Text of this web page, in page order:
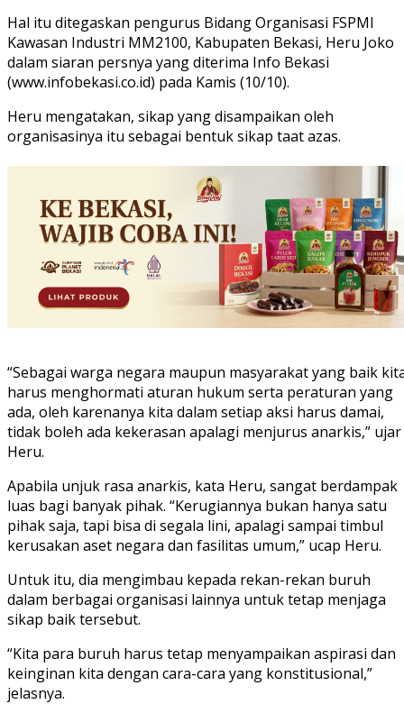
Hal itu ditegaskan pengurus Bidang Organisasi FSPMI
Kawasan Industri MM2100, Kabupaten Bekasi, Heru Joko
dalam siaran persnya yang diterima Info Bekasi
(www.infobekasi.co.id) pada Kamis (10/10).
Heru mengatakan, sikap yang disampaikan oleh
organisasinya itu sebagai bentuk sikap taat azas.
“Sebagai warga negara maupun masyarakat yang baik
harus menghormati aturan hukum serta peraturan yang
ada, oleh karenanya kita dalam setiap aksi harus damai,
tidak boleh ada kekerasan apalagi menjurus anarkis,” ujar
Heru.
Apabila unjuk rasa anarkis, kata Heru, sangat berdampak
luas bagi banyak pihak. “Kerugiannya bukan hanya satu
pihak saja, tapi bisa di segala lini, apalagi sampai timbul
kerusakan aset negara dan fasilitas umum,” ucap Heru.
Untuk itu, dia mengimbau kepada rekan-rekan buruh
dalam berbagai organisasi lainnya untuk tetap menjaga
sikap baik tersebut.
“Kita para buruh harus tetap menyampaikan aspirasi dan
keinginan kita dengan cara-cara yang konstitusional,”
jelasnya.